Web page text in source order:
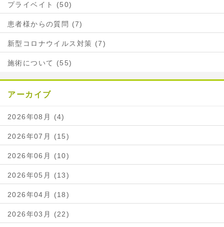
プライベイト (50)
患者様からの質問 (7)
新型コロナウイルス対策 (7)
施術について (55)
アーカイブ
2026年08月 (4)
2026年07月 (15)
2026年06月 (10)
2026年05月 (13)
2026年04月 (18)
2026年03月 (22)